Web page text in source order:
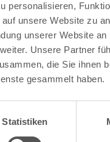
personalisieren,
unsere Website zu
unserer Website an
Unsere Partner
die Sie ihnen
gesammelt haben.
Statistiken
Vulkanregion
regionaler
und bringen
See e.V. findest